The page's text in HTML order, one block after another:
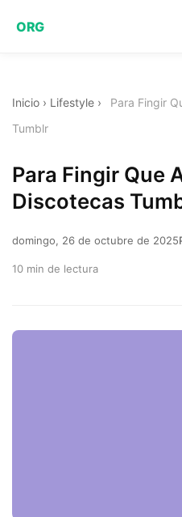
ORG
Inicio › Lifestyle ›
Para Fingir
Tumblr
Para Fingir Que
Discotecas
domingo, 26 de octubre de 2025
10 min de lectura